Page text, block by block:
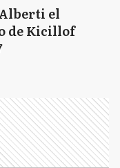
Alberti el
de Kicillof